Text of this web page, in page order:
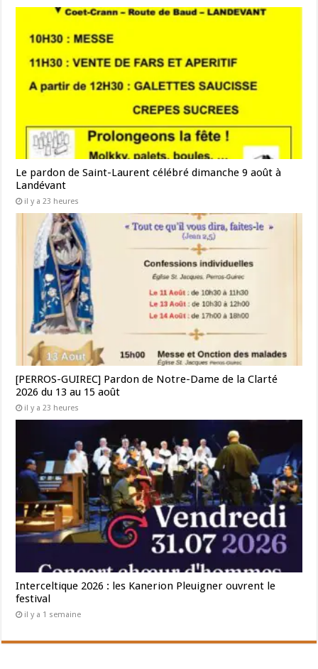
Le pardon de Saint-Laurent célébré dimanche 9 août à
Landévant
il y a 23 heures
[PERROS-GUIREC] Pardon de Notre-Dame de la Clarté
2026 du 13 au 15 août
il y a 23 heures
Interceltique 2026 : les Kanerion Pleuigner ouvrent le
festival
il y a 1 semaine